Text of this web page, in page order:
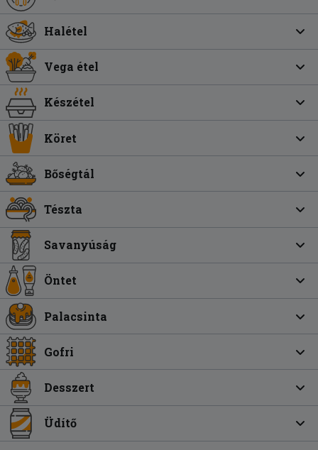
Halétel
Vega étel
Készétel
Köret
Bőségtál
Tészta
Savanyúság
Öntet
Palacsinta
Gofri
Desszert
Üdítő